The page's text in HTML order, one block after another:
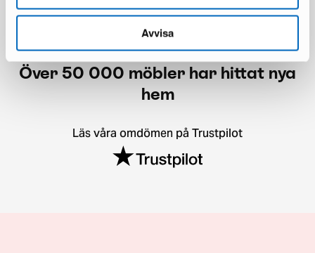
Avvisa
Över 50 000 möbler har hittat nya
hem
Läs våra omdömen på Trustpilot